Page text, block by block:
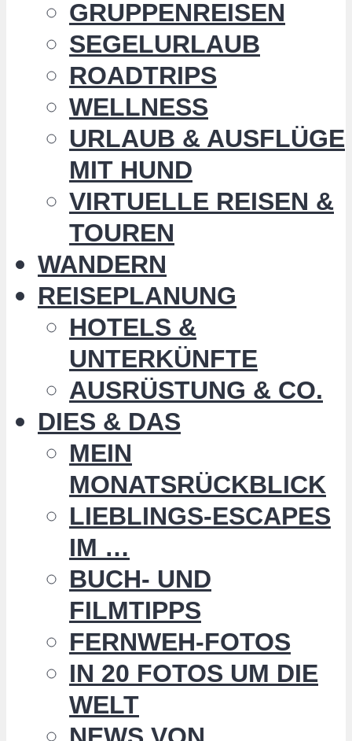
GRUPPENREISEN
SEGELURLAUB
ROADTRIPS
WELLNESS
URLAUB & AUSFLÜGE
MIT HUND
VIRTUELLE REISEN &
TOUREN
WANDERN
REISEPLANUNG
HOTELS &
UNTERKÜNFTE
AUSRÜSTUNG & CO.
DIES & DAS
MEIN
MONATSRÜCKBLICK
LIEBLINGS-ESCAPES
IM …
BUCH- UND
FILMTIPPS
FERNWEH-FOTOS
IN 20 FOTOS UM DIE
WELT